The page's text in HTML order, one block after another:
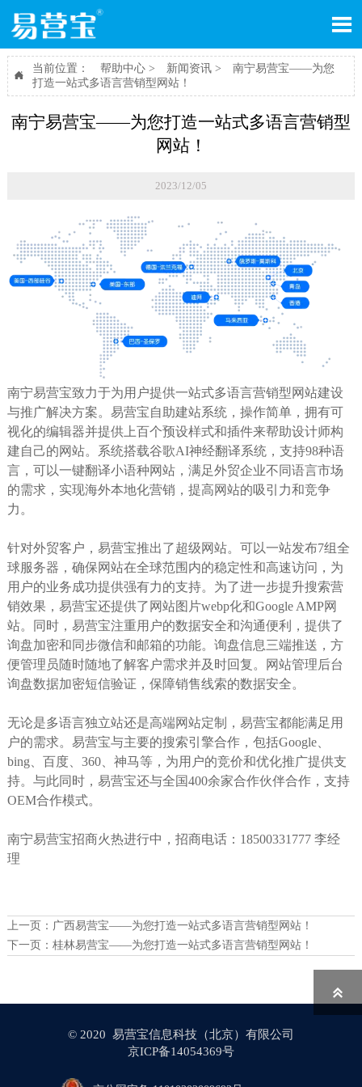


当前位置： 帮助中心> 新闻资讯>
南宁易营宝——为您
打造一站式多语言营销型网站！
南宁易营宝——为您打造一站式多语言营销型
网站！
2023/12/05
南宁易营宝致力于为用户提供一站式多语言营销型网站建设
与推广解决方案。易营宝自助建站系统，操作简单，拥有可
视化的编辑器并提供上百个预设样式和插件来帮助设计师构
建自己的网站。系统搭载谷歌AI神经翻译系统，支持98种语
言，可以一键翻译小语种网站，满足外贸企业不同语言市场
的需求，实现海外本地化营销，提高网站的吸引力和竞争
力。
针对外贸客户，易营宝推出了超级网站。可以一站发布7组全
球服务器，确保网站在全球范围内的稳定性和高速访问，为
用户的业务成功提供强有力的支持。为了进一步提升搜索营
销效果，易营宝还提供了网站图片webp化和Google AMP网
站。同时，易营宝注重用户的数据安全和沟通便利，提供了
询盘加密和同步微信和邮箱的功能。询盘信息三端推送，方
便管理员随时随地了解客户需求并及时回复。网站管理后台
询盘数据加密短信验证，保障销售线索的数据安全。
无论是多语言独立站还是高端网站定制，易营宝都能满足用
户的需求。易营宝与主要的搜索引擎合作，包括Google、
bing、百度、360、神马等，为用户的竞价和优化推广提供支
持。与此同时，易营宝还与全国400余家合作伙伴合作，支持
OEM合作模式。
南宁易营宝招商火热进行中，招商电话：18500331777 李经
理
上一页： 广西易营宝——为您打造一站式多语言营销型网站！
下一页： 桂林易营宝——为您打造一站式多语言营销型网站！
© 2020 易营宝信息科技（北京）有限公司
京ICP备14054369号
